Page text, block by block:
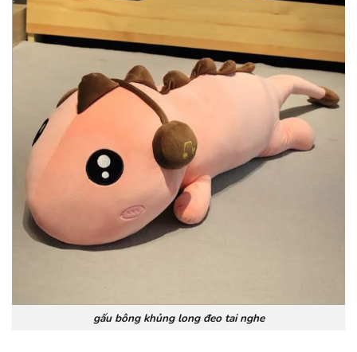
gấu bông khủng long đeo tai nghe